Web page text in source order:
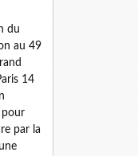
du
au 49
14
pour
par la